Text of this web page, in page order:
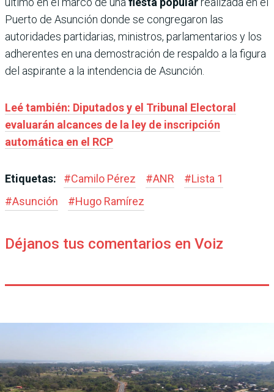
Puerto de Asunción donde se congregaron las
autoridades partidarias, ministros, parlamentarios y los
adherentes en una demostración de respaldo a la figura
del aspirante a la intendencia de Asunción.
Leé también: Diputados y el Tribunal Electoral
evaluarán alcances de la ley de inscripción
automática en el RCP
Etiquetas: #Camilo Pérez #ANR #Lista 1
#Asunción #Hugo Ramírez
Déjanos tus comentarios en Voiz